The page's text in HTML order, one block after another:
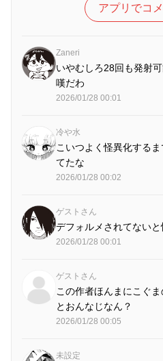
アプリでコ
Zaneri
いやむしろ28回も発射
嘆だわ
2026/01/28 00:01
冷や水
こいつよく怪異化する
てたな
2026/01/28 00:02
ゲストさん
デフォルメされてないと
2026/01/28 00:01
ゲストさん
この作者ほんまにこぐ
とおんなじなん？
2026/01/28 00:05
未設定